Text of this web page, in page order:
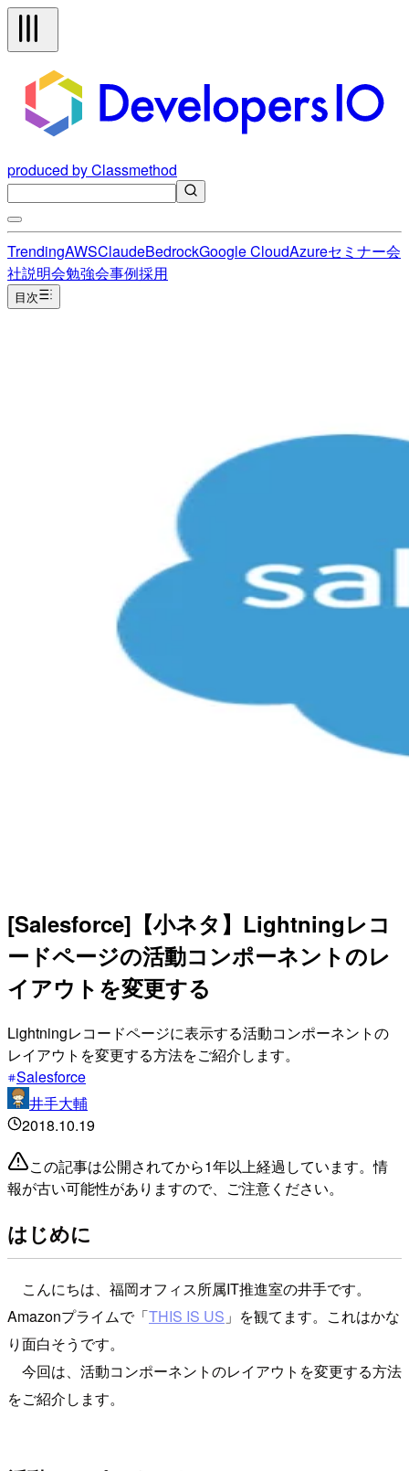
produced by Classmethod
TrendingAWSClaudeBedrockGoogle CloudAzureセミナー会
社説明会勉強会事例採用
目次
[Salesforce]【小ネタ】Lightningレコ
ードページの活動コンポーネントのレ
イアウトを変更する
Lightningレコードページに表示する活動コンポーネントの
レイアウトを変更する方法をご紹介します。
Salesforce
井手大輔
2018.10.19
この記事は公開されてから1年以上経過しています。情
報が古い可能性がありますので、ご注意ください。
はじめに
こんにちは、福岡オフィス所属IT推進室の井手です。
Amazonプライムで「THIS IS US 」を観てます。これはかな
り面白そうです。
今回は、活動コンポーネントのレイアウトを変更する方法
をご紹介します。